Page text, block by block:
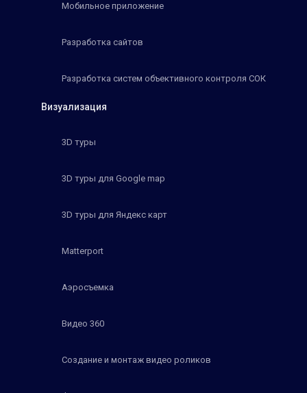
Мобильное приложение
Разработка сайтов
Разработка систем объективного контроля СОК
Визуализация
3D туры
3D туры для Google map
3D туры для Яндекс карт
Matterport
Аэросъемка
Видео 360
Создание и монтаж видео роликов